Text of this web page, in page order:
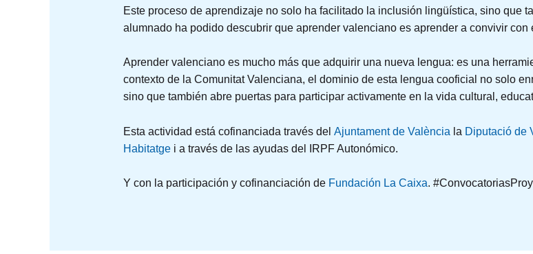
Este proceso de aprendizaje no solo ha facilitado la inclusión lingüística, sino que
alumnado ha podido descubrir que aprender valenciano es aprender a convivir con
Aprender valenciano es mucho más que adquirir una nueva lengua: es una
contexto de la Comunitat Valenciana, el dominio de esta lengua cooficial no solo
sino que también abre puertas para participar activamente en la vida cultural,
Esta actividad está cofinanciada través del Ajuntament de València la Diputació de
Habitatgei a través de las ayudas del IRPF Autonómico.
Y con la participación y cofinanciación de Fundación La Caixa.